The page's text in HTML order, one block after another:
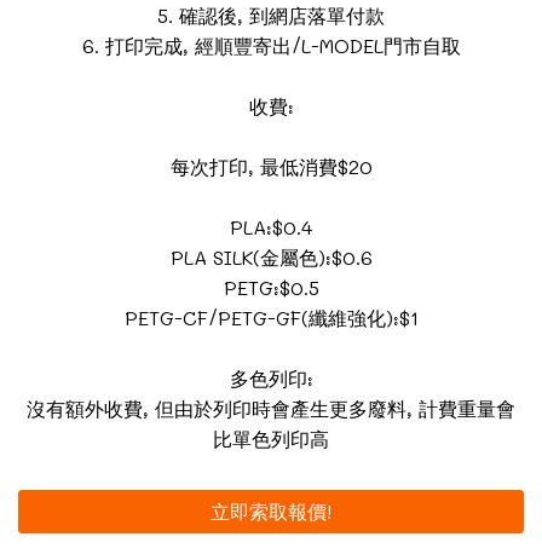
5. 確認後, 到網店落單付款
6. 打印完成, 經順豐寄出/L-MODEL門市自取
收費:
每次打印, 最低消費$20
PLA:$0.4
PLA SILK(金屬色):$0.6
PETG:$0.5
PETG-CF/PETG-GF(纖維強化):$1
多色列印:
沒有額外收費, 但由於列印時會產生更多廢料, 計費重量會
比單色列印高
立即索取報價!